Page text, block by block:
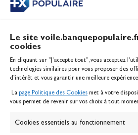
Le site
cookies
En cliquant sur "J'accepte tout", vous acceptez
technologies similaires pour vous proposer des
d’intérêt et vous garantir une meilleure
La page Politique des Cookies met à votre
vous permet de revenir sur vos choix à tout
Cookies essentiels au fonctionnement
CONTENU
Inscription serveur média
Contact
Politique des cookies
Banque de la voile